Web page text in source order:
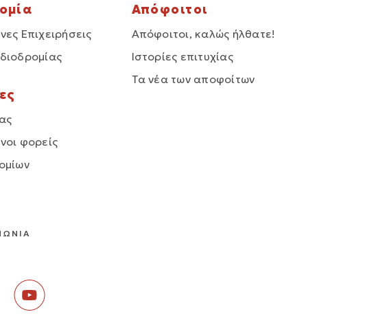
Επιχειρήσεις
φορείς
Απόφοιτοι
Απόφοιτοι, καλώς ήλθατε!
Ιστορίες επιτυχίας
Τα νέα των αποφοίτων